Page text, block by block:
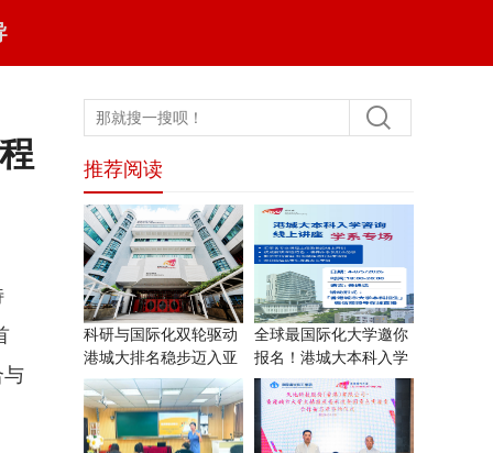
与
推荐阅读
科研与国际化双轮驱动
港城大排名稳步迈入亚
洲
全球最国际化大学邀你
报名！港城大本科入学
—学